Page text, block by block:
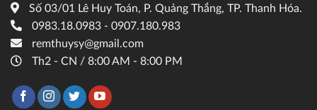
Số 03/01 Lê Huy Toán, P. Quảng Thắng, TP. Thanh Hóa.
0983.18.0983 - 0907.180.983
remthuysy@gmail.com
Th2 - CN / 8:00 AM - 8:00 PM